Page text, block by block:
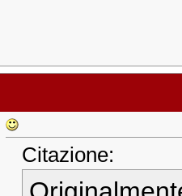
Citazione: